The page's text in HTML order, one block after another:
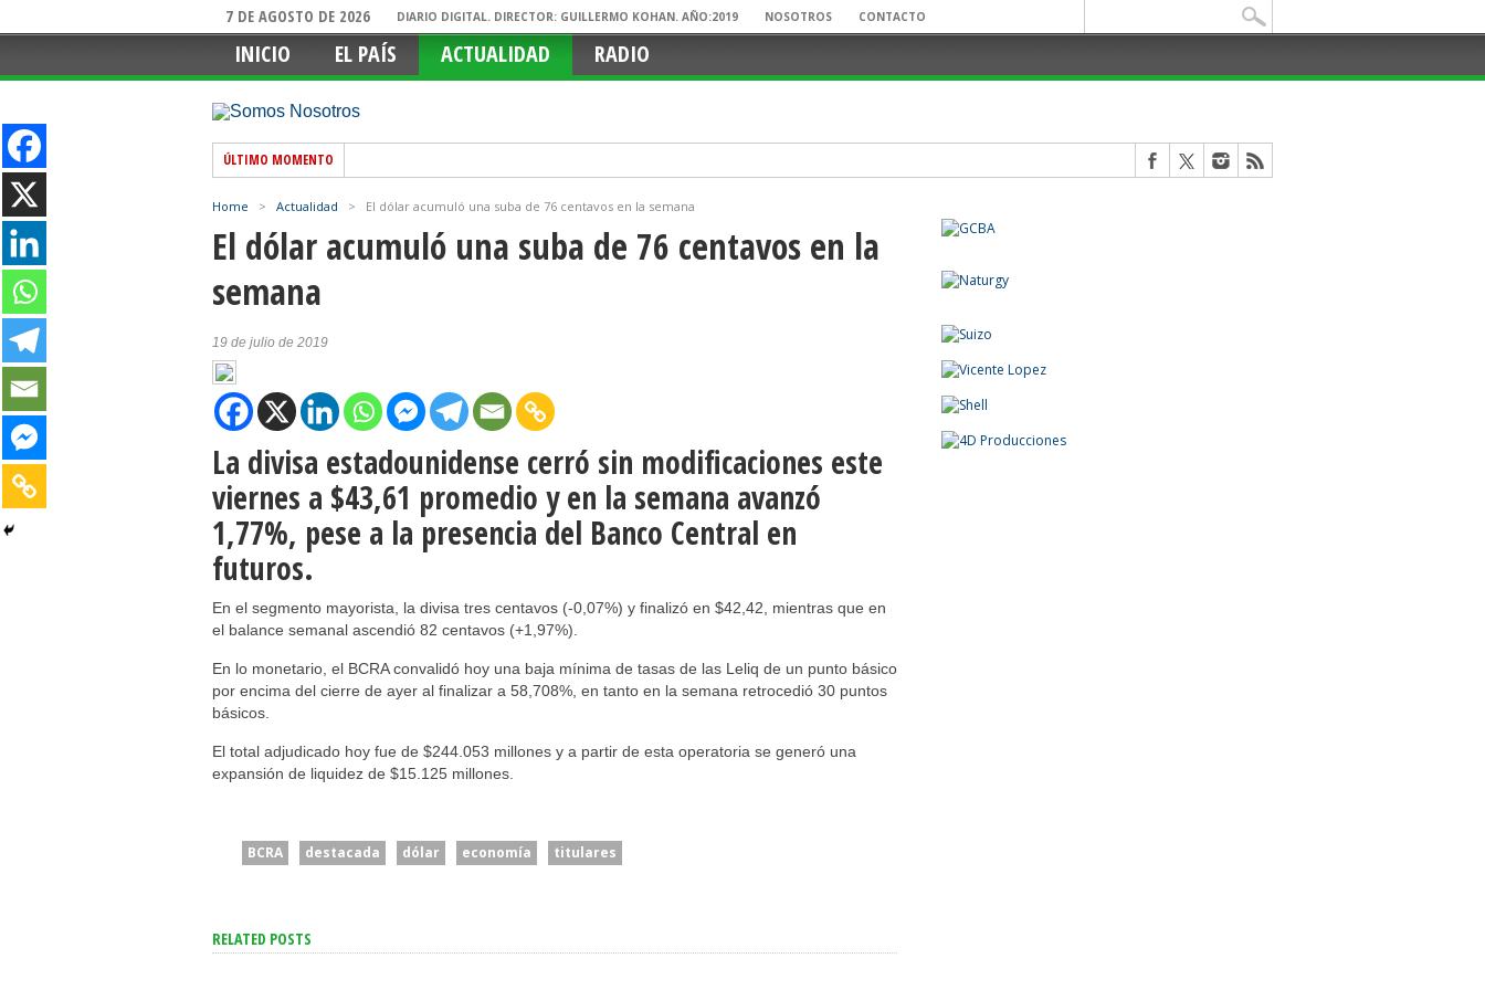
7 DE AGOSTO DE 2026 DIARIO DIGITAL. DIRECTOR: GUILLERMO KOHAN. AÑO:2019 NOSOTROS CONTACTO
INICIO EL PAÍS ACTUALIDAD RADIO
ÚLTIMO MOMENTO
Home > Actualidad > El dólar acumuló una suba de 76 centavos en la semana
El dólar acumuló una suba de 76 centavos en la
semana
19 de julio de 2019
La divisa estadounidense cerró sin modificaciones este
viernes a $43,61 promedio y en la semana avanzó
1,77%, pese a la presencia del Banco Central en
futuros.
En el segmento mayorista, la divisa tres centavos (-0,07%) y finalizó en $42,42, mientras que en
el balance semanal ascendió 82 centavos (+1,97%).
En lo monetario, el BCRA convalidó hoy una baja mínima de tasas de las Leliq de un punto básico
por encima del cierre de ayer al finalizar a 58,708%, en tanto en la semana retrocedió 30 puntos
básicos.
El total adjudicado hoy fue de $244.053 millones y a partir de esta operatoria se generó una
expansión de liquidez de $15.125 millones.
BCRA destacada dólar economía titulares
RELATED POSTS